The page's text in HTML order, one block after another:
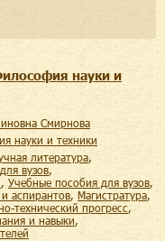
науки и
Смирнова
науки и техники
литература,
вузов,
, учебные пособия для вузов,
и аспирантов, магистратура,
технический прогресс,
и навыки,